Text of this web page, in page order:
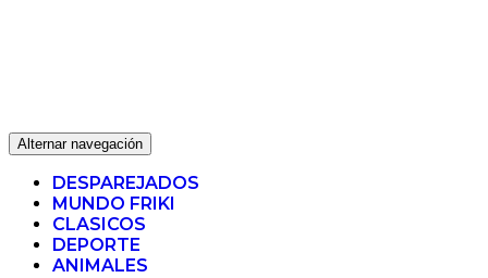
Alternar navegación
DESPAREJADOS
MUNDO FRIKI
CLASICOS
DEPORTE
ANIMALES